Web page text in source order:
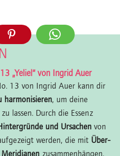
„Yeliel“ von Ingrid Auer
13 von Ingrid Auer kann dir
harmonisieren, um deine
zu lassen. Durch die Essenz
und Ursachen von
werden, die mit Über-